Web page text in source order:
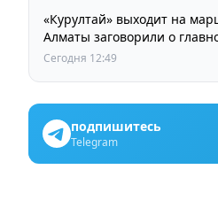
«Курултай» выходит на
Алматы заговорили о
Сегодня 12:49
подпишитесь
Telegram